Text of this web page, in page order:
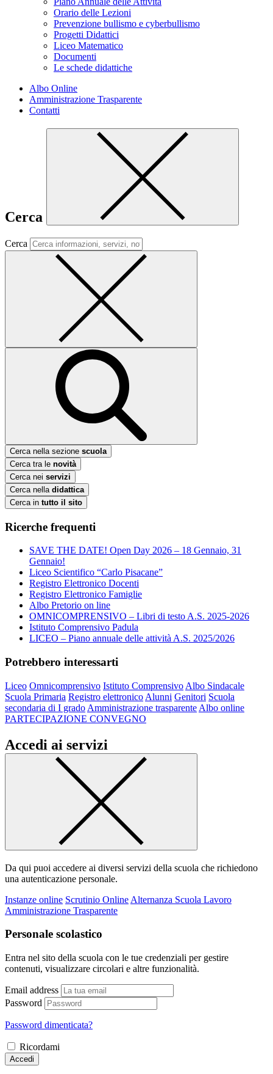
Orario delle Lezioni
Prevenzione bullismo e cyberbullismo
Progetti Didattici
Liceo Matematico
Documenti
Le schede didattiche
Albo Online
Amministrazione Trasparente
Contatti
Cerca
Cerca
Cerca nella sezione scuola
Cerca tra le novità
Cerca nei servizi
Cerca nella didattica
Cerca in tutto il sito
Ricerche frequenti
SAVE THE DATE! Open Day 2026 – 18 Gennaio, 31
Gennaio!
Liceo Scientifico “Carlo Pisacane”
Registro Elettronico Docenti
Registro Elettronico Famiglie
Albo Pretorio on line
OMNICOMPRENSIVO – Libri di testo A.S. 2025-2026
Istituto Comprensivo Padula
LICEO – Piano annuale delle attività A.S. 2025/2026
Potrebbero interessarti
Liceo Omnicomprensivo Istituto Comprensivo Albo Sindacale
Scuola Primaria Registro elettronico Alunni Genitori Scuola
secondaria di I grado Amministrazione trasparente Albo online
PARTECIPAZIONE CONVEGNO
Accedi ai servizi
Da qui puoi accedere ai diversi servizi della scuola che richiedono
una autenticazione personale.
Instanze online Scrutinio Online Alternanza Scuola Lavoro
Amministrazione Trasparente
Personale scolastico
Entra nel sito della scuola con le tue credenziali per gestire
contenuti, visualizzare circolari e altre funzionalità.
Email address
Password
Password dimenticata?
Ricordami
Accedi